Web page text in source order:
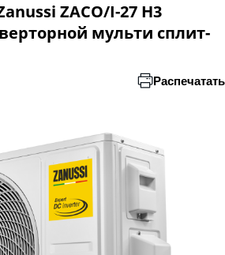
ZACO/I-27 H3
мульти сплит-
Распечатать